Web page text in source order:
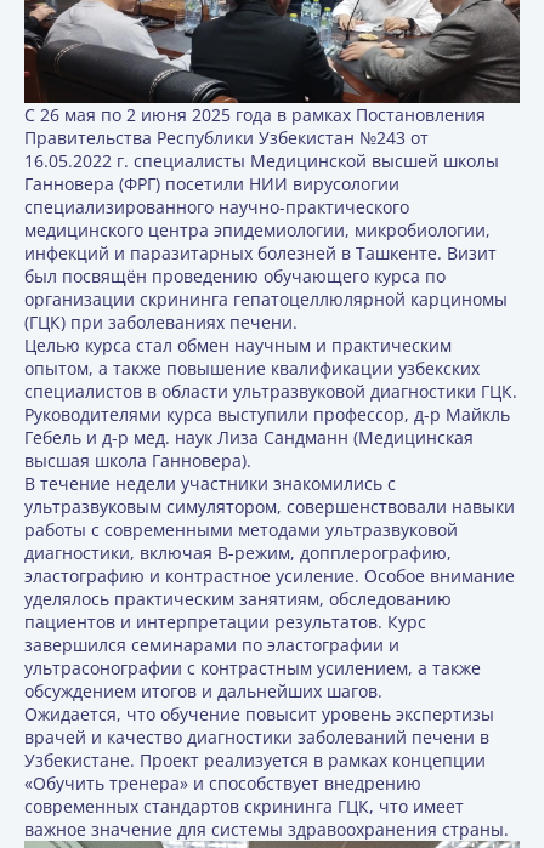
С 26 мая по 2 июня 2025 года в рамках Постановления
Правительства Республики Узбекистан №243 от
16.05.2022 г. специалисты Медицинской высшей школы
Ганновера (ФРГ) посетили НИИ вирусологии
специализированного научно-практического
медицинского центра эпидемиологии, микробиологии,
инфекций и паразитарных болезней в Ташкенте. Визит
был посвящён проведению обучающего курса по
организации скрининга гепатоцеллюлярной карциномы
(ГЦК) при заболеваниях печени.
Целью курса стал обмен научным и практическим
опытом, а также повышение квалификации узбекских
специалистов в области ультразвуковой диагностики ГЦК.
Руководителями курса выступили профессор, д-р Майкль
Гебель и д-р мед. наук Лиза Сандманн (Медицинская
высшая школа Ганновера).
В течение недели участники знакомились с
ультразвуковым симулятором, совершенствовали навыки
работы с современными методами ультразвуковой
диагностики, включая В-режим, допплерографию,
эластографию и контрастное усиление. Особое внимание
уделялось практическим занятиям, обследованию
пациентов и интерпретации результатов. Курс
завершился семинарами по эластографии и
ультрасонографии с контрастным усилением, а также
обсуждением итогов и дальнейших шагов.
Ожидается, что обучение повысит уровень экспертизы
врачей и качество диагностики заболеваний печени в
Узбекистане. Проект реализуется в рамках концепции
«Обучить тренера» и способствует внедрению
современных стандартов скрининга ГЦК, что имеет
важное значение для системы здравоохранения страны.